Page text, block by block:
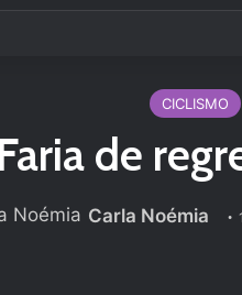
CICLISMO
de
Carla Noémia